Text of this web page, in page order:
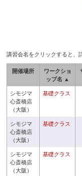
講習会名をクリックすると、
開催場所
ワークショ
ップ名 ▲
シモジマ
心斎橋店
（大阪）
基礎クラス
シモジマ
心斎橋店
（大阪）
基礎クラス
シモジマ
心斎橋店
（大阪）
基礎クラス